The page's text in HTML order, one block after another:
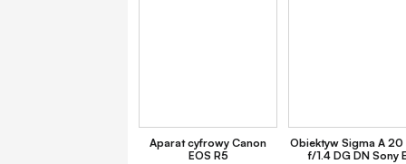
Aparat cyfrowy Canon
EOS R5
Obiektyw Sigma A 20
f/1.4 DG DN Sony